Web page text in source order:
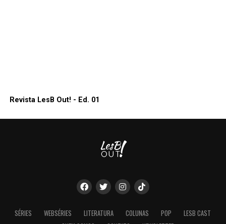
Revista LesB Out! - Ed. 01
SÉRIES WEBSÉRIES LITERATURA COLUNAS POP
LESB CAST